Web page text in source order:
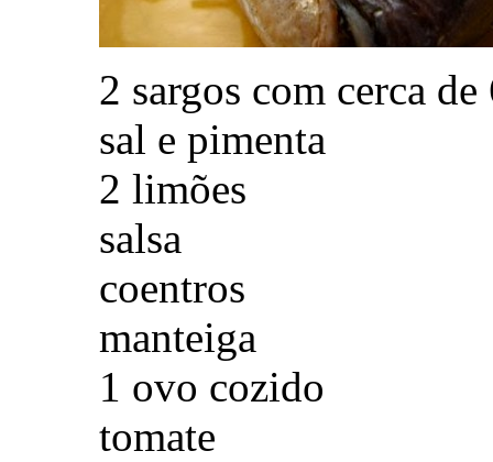
2 sargos com cerca
sal e pimenta
2 limões
salsa
coentros
manteiga
1 ovo cozido
tomate